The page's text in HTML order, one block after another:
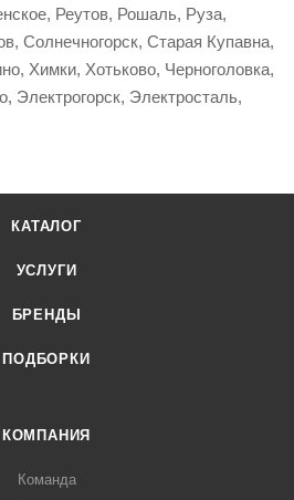
Реутов, Рошаль, Руза,
Солнечногорск, Старая Купавна,
Химки, Хотьково, Черноголовка,
Электрогорск, Электросталь,
КАТАЛОГ
УСЛУГИ
БРЕНДЫ
ПОДБОРКИ
КОМПАНИЯ
Команда